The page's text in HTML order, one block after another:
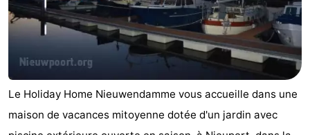
Le Holiday Home Nieuwendamme vous accueille dans une
maison de vacances mitoyenne dotée d'un jardin avec